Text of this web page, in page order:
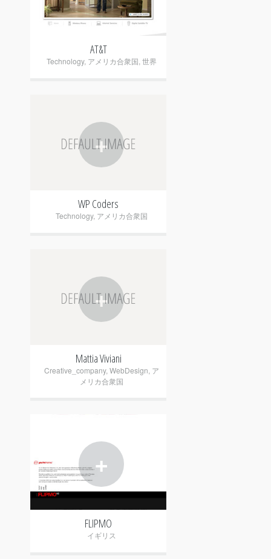
AT&T
Technology, アメリカ合衆国 世界
+
WP Coders
Technology, アメリカ合衆国
+
Mattia Viviani
Creative_company, WebDesign ア
メリカ合衆国
+
FLIPMO
イギリス